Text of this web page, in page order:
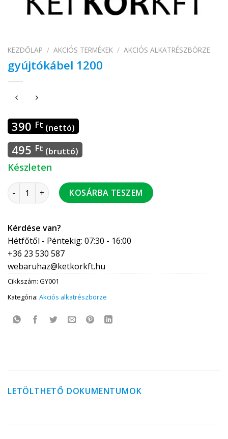
KEZDŐLAP / AKCIÓS TERMÉKEK / AKCIÓS ALKATRÉSZBÖRZE
gyújtókábel 1200
390 Ft (nettó)
495 Ft (bruttó)
Készleten
gyújtókábel 1200 mennyiségKOSÁRBA TESZEM
Kérdése van?
Hétfőtől - Péntekig: 07:30 - 16:00
+36 23 530 587
webaruhaz@ketkorkft.hu
Cikkszám: GY001
Kategória: Akciós alkatrészbörze
LETÖLTHETŐ DOKUMENTUMOK